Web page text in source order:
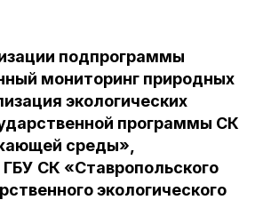
подпрограммы
мониторинг природных
экологических
программы СК
среды»,
СК «Ставропольского
экологического